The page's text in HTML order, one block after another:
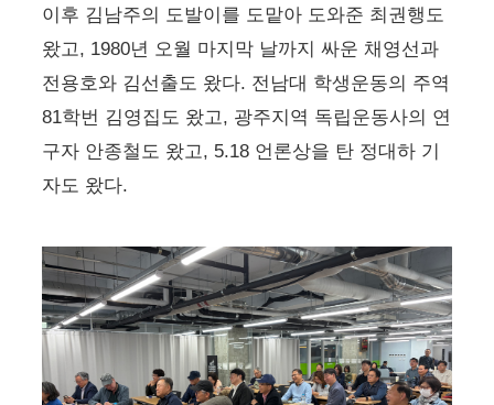
이후 김남주의 도발이를 도맡아 도와준 최권행도
왔고, 1980년 오월 마지막 날까지 싸운 채영선과
전용호와 김선출도 왔다. 전남대 학생운동의 주역
81학번 김영집도 왔고, 광주지역 독립운동사의 연
구자 안종철도 왔고, 5.18 언론상을 탄 정대하 기
자도 왔다.